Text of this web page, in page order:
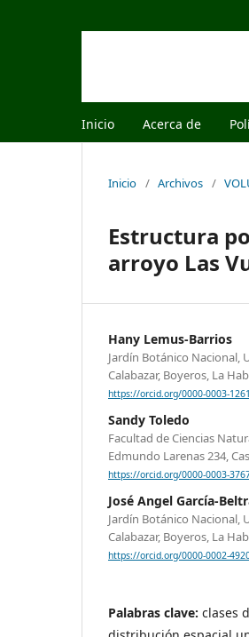
Inicio Acerca de
Inicio / Archivos /
Estructura
arroyo Las
Hany Lemus-Barrios
Jardín Botánico Nacional,
Calabazar, Boyeros, La
https://orcid.org/0000-0003-
Sandy Toledo
Facultad de Ciencias
Edmundo Larenas 234,
https://orcid.org/0000-0003-
José Angel García-
Jardín Botánico Nacional,
Calabazar, Boyeros, La
https://orcid.org/0000-0002-
Palabras clave: clases